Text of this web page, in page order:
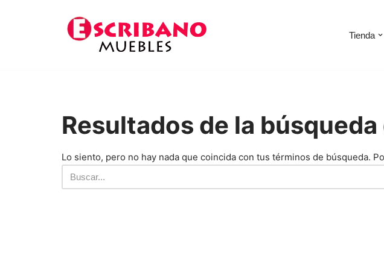
Tienda
Resultados de la
Lo siento, pero no hay nada que coincida con tus términos de búsqueda.